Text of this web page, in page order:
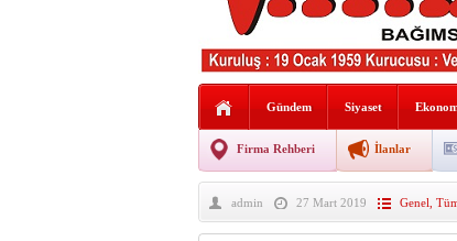
NÖBETÇİ
Okullarda yeni
değişti
taşınıyor
Hafif ticari araç
“Yaz Seninle
Gündem Siyaset
Firma Rehberi İlanlar
admin 27 Mart 2019 Genel